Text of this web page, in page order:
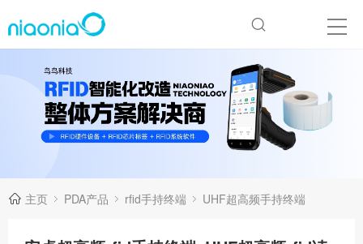
主页 PDA产品 rfid手持终端 UHF超高频手持终端